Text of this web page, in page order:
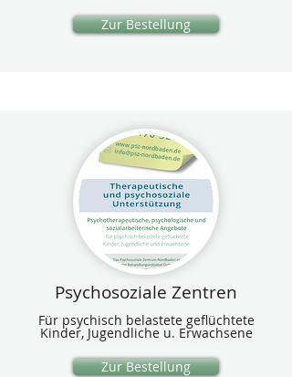
Zur Bestellung
Psychosoziale Zentren
Für psychisch belastete geflüchtete
Kinder, Jugendliche u. Erwachsene
Zur Bestellung